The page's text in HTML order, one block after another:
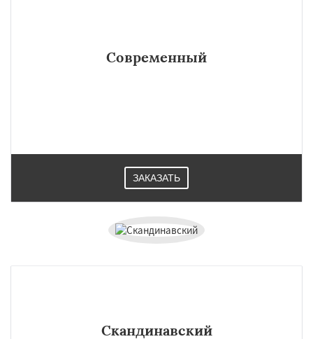
Современный
ЗАКАЗАТЬ
Скандинавский